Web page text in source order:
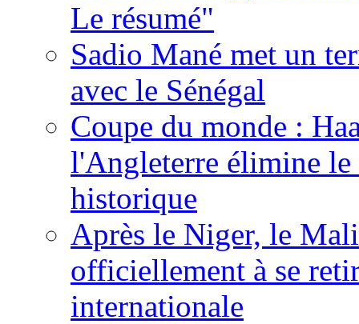
Le résumé"
Sadio Mané met un
avec le Sénégal
Coupe du monde :
l'Angleterre élimine
historique
Après le Niger, le
officiellement à se
internationale